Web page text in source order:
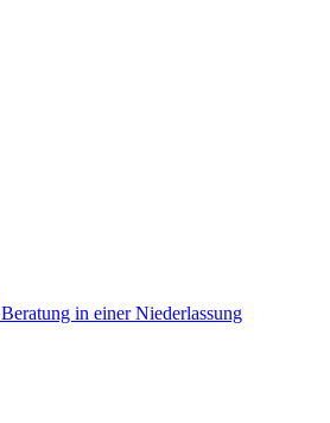
Beratung in einer Niederlassung